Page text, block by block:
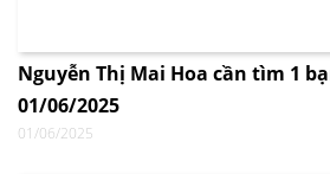
Nguyễn Thị Mai Hoa cần tìm 1
01/06/2025
01/06/2025